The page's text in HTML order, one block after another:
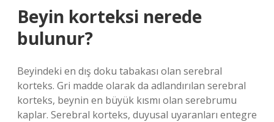
Beyin korteksi nerede
bulunur?
Beyindeki en dış doku tabakası olan serebral
korteks. Gri madde olarak da adlandırılan serebral
korteks, beynin en büyük kısmı olan serebrumu
kaplar. Serebral korteks, duyusal uyaranları entegre